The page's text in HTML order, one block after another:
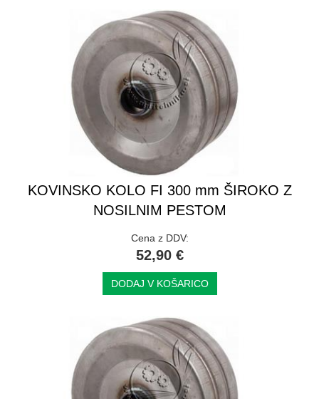
KOVINSKO KOLO FI 300 mm ŠIROKO Z
NOSILNIM PESTOM
Cena z DDV:
52,90 €
DODAJ V KOŠARICO